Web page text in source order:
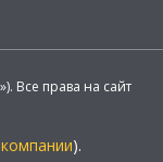
Все права на сайт
).